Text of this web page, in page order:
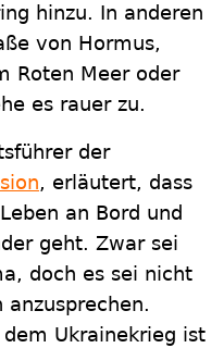
hinzu. In anderen
von Hormus,
Roten Meer oder
es rauer zu.
der
, erläutert, dass
an Bord und
geht. Zwar sei
doch es sei nicht
Ukrainekrieg ist